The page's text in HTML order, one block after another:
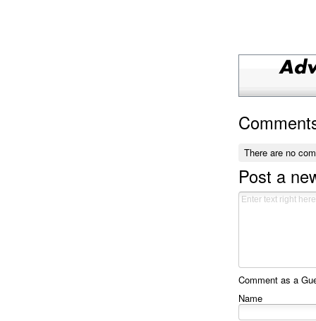
There are no
Post a
Comment as a
Name